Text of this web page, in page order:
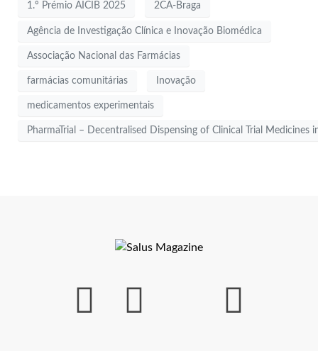
1.º Prémio AICIB 2025 2CA-Braga
Agência de Investigação Clínica e Inovação Biomédica
Associação Nacional das Farmácias
farmácias comunitárias Inovação
medicamentos experimentais
PharmaTrial – Decentralised Dispensing of Clinical Trial Medicines